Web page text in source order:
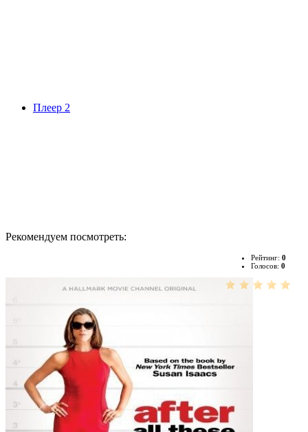
Плеер 2
Рекомендуем посмотреть:
Рейтинг: 0
Голосов: 0